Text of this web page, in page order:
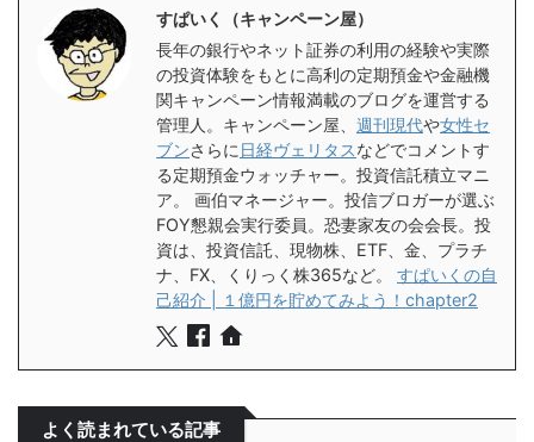
すぱいく（キャンペーン屋）
長年の銀行やネット証券の利用の経験や実際
の投資体験をもとに高利の定期預金や金融機
関キャンペーン情報満載のブログを運営する
管理人。キャンペーン屋、 週刊現代や女性セ
ブンさらに 日経ヴェリタスなどでコメントす
る定期預金ウォッチャー。投資信託積立マニ
ア。 画伯マネージャー。投信ブロガーが選ぶ
FOY懇親会実行委員。恐妻家友の会会長。投
資は、投資信託、現物株、ETF、金、プラチ
ナ、FX、くりっく株365など。 すぱいくの自
己紹介 | １億円を貯めてみよう！chapter2
よく読まれている記事